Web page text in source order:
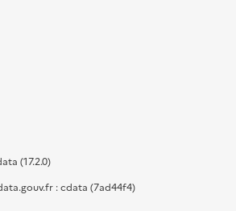
(17.2.0)
: cdata (7ad44f4)